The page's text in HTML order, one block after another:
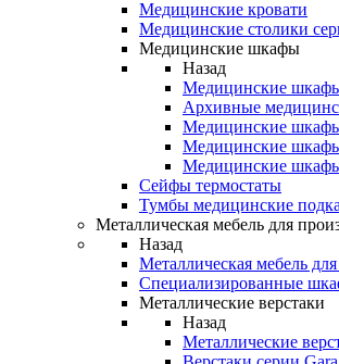
Медицинские кровати
Медицинские столики
Медицинские шкафы
Назад
Медицинские
Архивные
Медицинские
Медицинские шкафы
Медицинские
Сейфы термостаты
Тумбы медицинские
Металлическая мебель для
Назад
Металлическая мебель
Cпециализированные
Металлические верстаки
Назад
Металлические